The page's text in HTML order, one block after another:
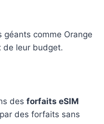
comme Orange
de leur budget.
des forfaits eSIM
des forfaits sans